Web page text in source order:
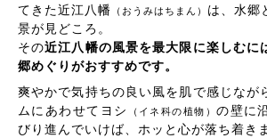
てきた近江八幡 （おうみはちまん） は、水郷
景が見どころ。
その近江八幡の風景を最大限に楽しむに
郷めぐりがおすすめです。
爽やかで気持ちの良い風を肌で感じなが
ムにあわせてヨシ
（イネ科の植物）の壁に
びり進んでいけば、ホッと心が落ち着き